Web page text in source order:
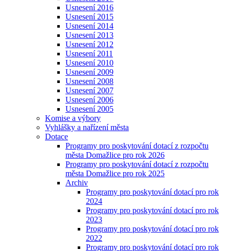
Usnesení 2016
Usnesení 2015
Usnesení 2014
Usnesení 2013
Usnesení 2012
Usnesení 2011
Usnesení 2010
Usnesení 2009
Usnesení 2008
Usnesení 2007
Usnesení 2006
Usnesení 2005
Komise a výbory
Vyhlášky a nařízení města
Dotace
Programy pro poskytování dotací z rozpočtu
města Domažlice pro rok 2026
Programy pro poskytování dotací z rozpočtu
města Domažlice pro rok 2025
Archiv
Programy pro poskytování dotací pro rok
2024
Programy pro poskytování dotací pro rok
2023
Programy pro poskytování dotací pro rok
2022
Programy pro poskytování dotací pro rok